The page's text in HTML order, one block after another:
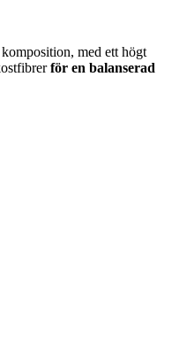
med ett högt
för en balanserad